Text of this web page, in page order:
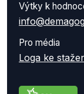
Výtky k
Pro média
Loga ke